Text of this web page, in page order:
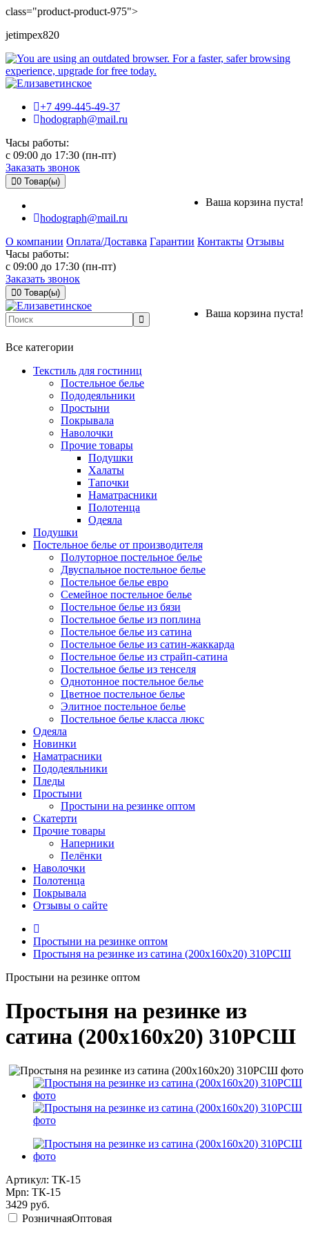
class="product-product-975">
jetimpex820
+7 499-445-49-37
hodograph@mail.ru
Часы работы:
c 09:00 до 17:30 (пн-пт)
Заказать звонок
0 Товар(ы)
Ваша корзина пуста!
hodograph@mail.ru
О компании Оплата/Доставка Гарантии Контакты Отзывы
Часы работы:
c 09:00 до 17:30 (пн-пт)
Заказать звонок
0 Товар(ы)
Ваша корзина пуста!
Все категории
Текстиль для гостиниц
Постельное белье
Пододеяльники
Простыни
Покрывала
Наволочки
Прочие товары
Подушки
Халаты
Тапочки
Наматрасники
Полотенца
Одеяла
Подушки
Постельное белье от производителя
Полуторное постельное белье
Двуспальное постельное белье
Постельное белье евро
Семейное постельное белье
Постельное белье из бязи
Постельное белье из поплина
Постельное белье из сатина
Постельное белье из сатин-жаккарда
Постельное белье из страйп-сатина
Постельное белье из тенселя
Однотонное постельное белье
Цветное постельное белье
Элитное постельное белье
Постельное белье класса люкс
Одеяла
Новинки
Наматрасники
Пододеяльники
Пледы
Простыни
Простыни на резинке оптом
Скатерти
Прочие товары
Наперники
Пелёнки
Наволочки
Полотенца
Покрывала
Отзывы о сайте
Простыни на резинке оптом
Простыня на резинке из сатина (200х160х20) 310РСШ
Простыни на резинке оптом
Простыня на резинке из
сатина (200х160х20) 310РСШ
Артикул: ТК-15
Mpn: ТК-15
3429 руб.
РозничнаяОптовая